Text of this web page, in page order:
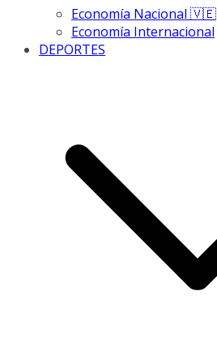
Economía Nacional 🇻🇪
Economía Internacional
DEPORTES